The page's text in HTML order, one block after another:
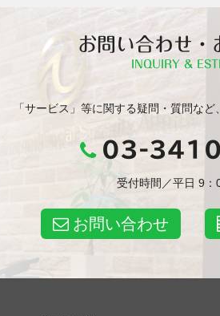
お問い合わせ・
INQUIRY &
「サービス」等に関する疑問・質問など
03-
受付時間／平日 9：
お問い合わせ